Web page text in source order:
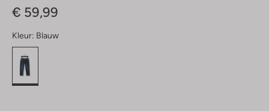
€ 59,99
Kleur: Blauw